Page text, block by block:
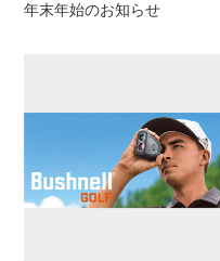
年末年始のお知らせ